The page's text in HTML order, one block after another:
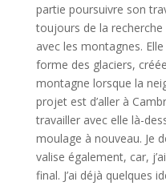
partie poursuivre son
toujours de la
avec les montagnes.
forme des glaciers,
montagne lorsque la
projet est d’aller à
travailler avec elle là-
moulage à nouveau. Je
valise également, car,
final. J’ai déjà quelques